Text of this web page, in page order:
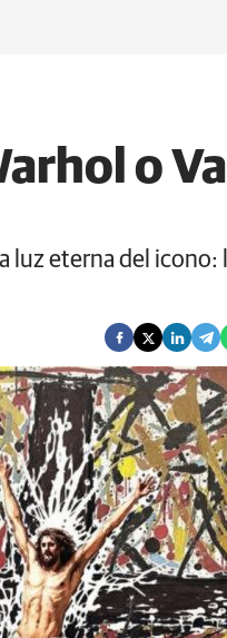
o
luz eterna del icono: